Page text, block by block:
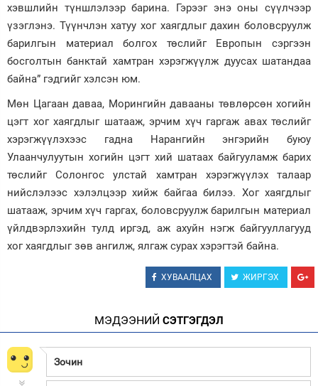
хэвшлийн түншлэлээр барина. Гэрээг энэ оны сүүлчээр
үзэглэнэ. Түүнчлэн хатуу хог хаягдлыг дахин боловсруулж
барилгын материал болгох төслийг Европын сэргээн
босголтын банктай хамтран хэрэгжүүлж дуусах шатандаа
байна” гэдгийг хэлсэн юм.
Мөн Цагаан даваа, Морингийн давааны төвлөрсөн хогийн
цэгт хог хаягдлыг шатааж, эрчим хүч гаргаж авах төслийг
хэрэгжүүлэхээс гадна Нарангийн энгэрийн буюу
Улаанчулуутын хогийн цэгт хий шатаах байгууламж барих
төслийг Солонгос улстай хамтран хэрэгжүүлэх талаар
нийслэлээс хэлэлцээр хийж байгаа билээ. Хог хаягдлыг
шатааж, эрчим хүч гаргах, боловсруулж барилгын материал
үйлдвэрлэхийн тулд иргэд, аж ахуйн нэгж байгууллагууд
хог хаягдлыг зөв ангилж, ялгаж сурах хэрэгтэй байна.
ХУВААЛЦАХ ЖИРГЭХ
МЭДЭЭНИЙ СЭТГЭГДЭЛ